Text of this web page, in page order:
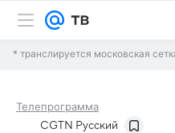
* транслируется московская
Телепрограмма
CGTN Русский